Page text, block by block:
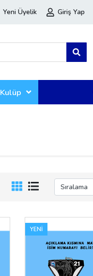
Yeni Üyelik Giriş Yap
Kulüp
YENİ